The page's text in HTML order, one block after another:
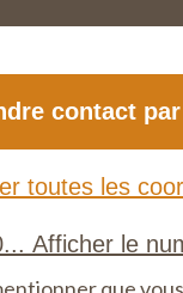
contact par
toutes les